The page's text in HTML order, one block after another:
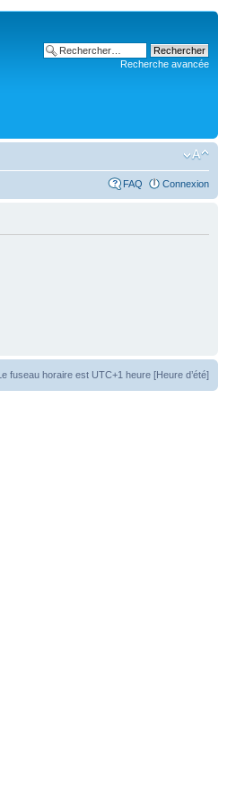
Recherche avancée
FAQ Connexion
fuseau horaire est UTC+1 heure [Heure d’été]